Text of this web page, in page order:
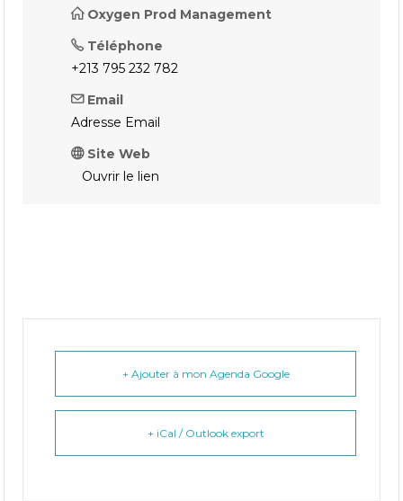
Oxygen Prod Management
Téléphone
+213 795 232 782
Email
Adresse Email
Site Web
Ouvrir le lien
+ Ajouter à mon Agenda Google
+ iCal / Outlook export